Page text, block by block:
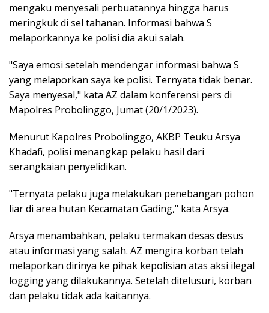
mengaku menyesali perbuatannya hingga harus
meringkuk di sel tahanan. Informasi bahwa S
melaporkannya ke polisi dia akui salah.
"Saya emosi setelah mendengar informasi bahwa S
yang melaporkan saya ke polisi. Ternyata tidak benar.
Saya menyesal," kata AZ dalam konferensi pers di
Mapolres Probolinggo, Jumat (20/1/2023).
Menurut Kapolres Probolinggo, AKBP Teuku Arsya
Khadafi, polisi menangkap pelaku hasil dari
serangkaian penyelidikan.
"Ternyata pelaku juga melakukan penebangan pohon
liar di area hutan Kecamatan Gading," kata Arsya.
Arsya menambahkan, pelaku termakan desas desus
atau informasi yang salah. AZ mengira korban telah
melaporkan dirinya ke pihak kepolisian atas aksi ilegal
logging yang dilakukannya. Setelah ditelusuri, korban
dan pelaku tidak ada kaitannya.